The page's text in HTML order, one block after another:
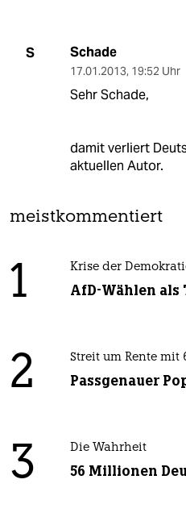
S Schade
17.01.2013, 19:52 Uhr
Sehr Schade,
damit verliert
aktuellen Autor.
meistkommentiert
1 Krise der
AfD-Wählen
2 Streit um Rente mit
Passgenauer
3 Die Wahrheit
56 Millionen